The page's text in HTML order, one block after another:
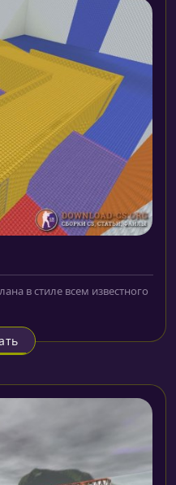
в стиле всем известного